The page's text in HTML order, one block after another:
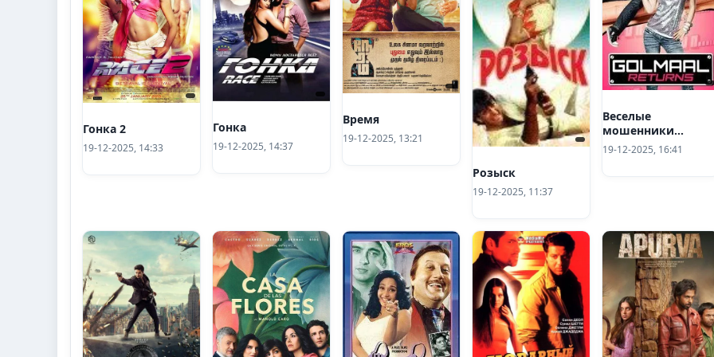
Гонка 2
19-12-2025, 14:33
Гонка
19-12-2025, 14:37
Время
19-12-2025, 13:21
Розыск
19-12-2025, 11:37
Веселые
мошенники
возвращаются
19-12-2025, 16:41